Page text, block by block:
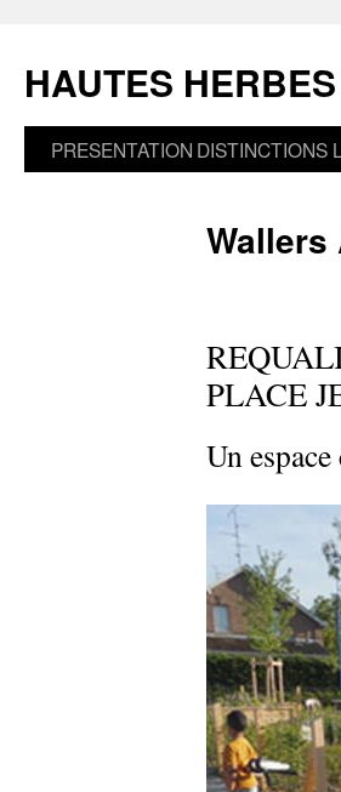
contenu
HAUTES
PRESENTATION DISTINCTIONS
Wallers
PLACE
Un